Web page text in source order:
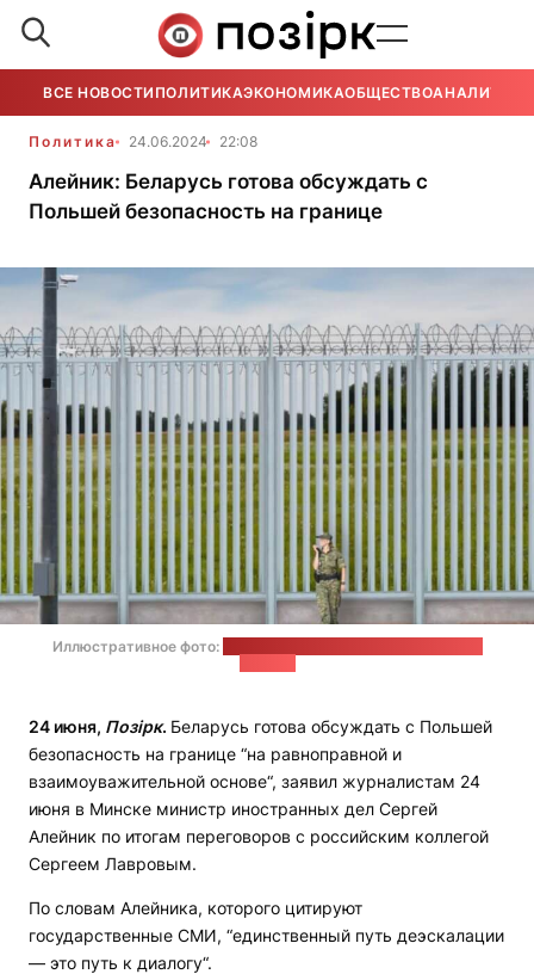
ВСЕ НОВОСТИ ПОЛИТИКАЭКОНОМИКАОБЩЕСТВОАНАЛИТИКА
Политика 24.06.2024 22:08
Алейник: Беларусь готова обсуждать с
Польшей безопасность на границе
Иллюстративное фото:
24 июня, Позірк. Беларусь готова обсуждать с Польшей
безопасность на границе “на равноправной и
взаимоуважительной основе“, заявил журналистам 24
июня в Минске министр иностранных дел Сергей
Алейник по итогам переговоров с российским коллегой
Сергеем Лавровым.
По словам Алейника, которого цитируют
государственные СМИ, “единственный путь деэскалации
— это путь к диалогу“.